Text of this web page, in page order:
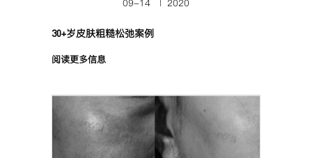
09-14 2020
30+岁皮肤粗糙松弛案例
阅读更多信息